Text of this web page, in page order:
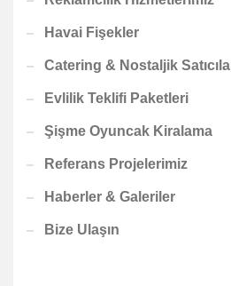
Havai Fişekler
Catering & Nostaljik
Evlilik Teklifi Paketleri
Şişme Oyuncak Kiralama
Referans Projelerimiz
Haberler & Galeriler
Bize Ulaşın